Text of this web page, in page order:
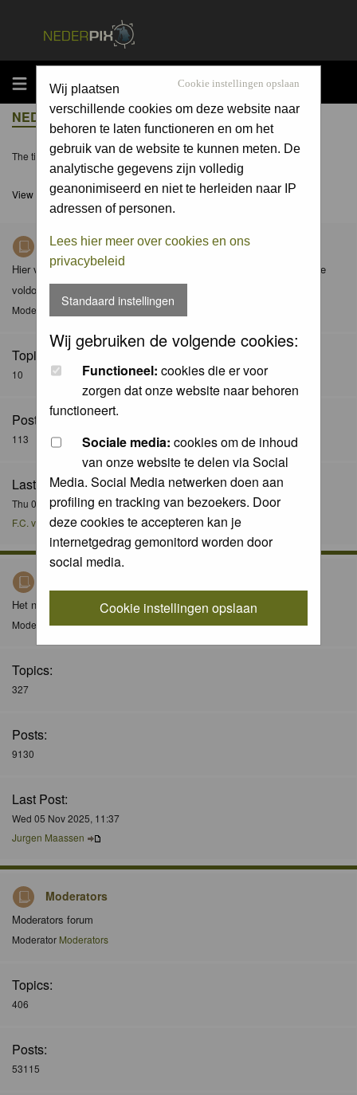
MENU Cookie instellingen opslaan
Wij plaatsen
verschillende cookies om deze website naar
behoren te laten functioneren en om het
gebruik van de website te kunnen meten. De
analytische gegevens zijn volledig
geanonimiseerd en niet te herleiden naar IP
adressen of personen.
Lees hier meer over cookies en ons
privacybeleid
Standaard instellingen
Wij gebruiken de volgende cookies:
Functioneel: cookies die er voor
zorgen dat onze website naar behoren
functioneert.
Sociale media: cookies om de inhoud
van onze website te delen via Social
Media. Social Media netwerken doen aan
profiling en tracking van bezoekers. Door
deze cookies te accepteren kan je
internetgedrag gemonitord worden door
social media.
Cookie instellingen opslaan
NEDERPIX.NL FORUM INDEX
The time now is Thu 06 Aug 2026, 6:48
View unanswered posts
Richtlijnen voor Nederpix fotografen
Hier vind je de criteria waaraan foto's in de diverse albums dienen te
voldoen en de gedragscode (met aanvullingen) van Nederpix.
Moderator Moderators
Topics:
10
Posts:
113
Last Post:
Thu 08 Dec 2016, 21:51
F.C. van der Horst
Het nieuws forum / The news forum
ModeratorModerators
Topics:
327
Posts:
9130
Last Post:
Wed 05 Nov 2025, 11:37
Jurgen Maassen
Moderators
Moderators forum
Moderator Moderators
Topics:
406
Posts:
53115